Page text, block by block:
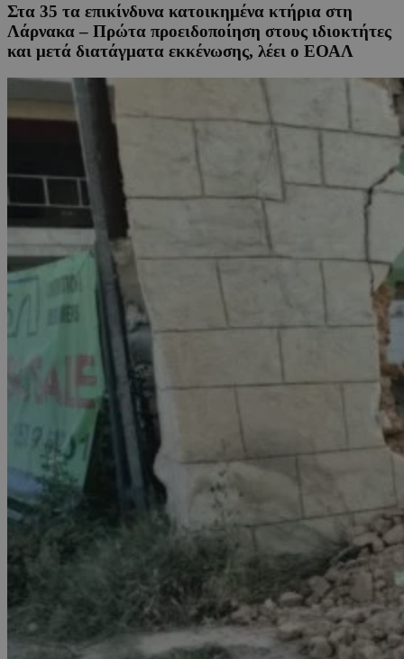
Στα 35 τα επικίνδυνα κατοικημένα κτήρια στη
Λάρνακα – Πρώτα προειδοποίηση στους ιδιοκτήτες
και μετά διατάγματα εκκένωσης, λέει ο ΕΟΑΛ